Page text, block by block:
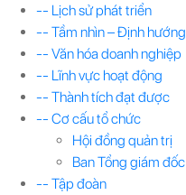
-- Lịch sử phát triển
-- Tầm nhìn – Định hướng
-- Văn hóa doanh nghiệp
-- Lĩnh vực hoạt động
-- Thành tích đạt được
-- Cơ cấu tổ chức
Hội đồng quản trị
Ban Tổng giám đốc
-- Tập đoàn